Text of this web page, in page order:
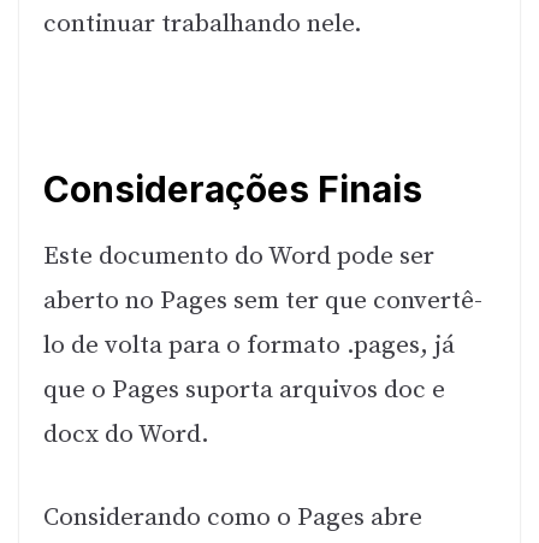
continuar trabalhando nele.
Considerações Finais
Este documento do Word pode ser
aberto no Pages sem ter que convertê-
lo de volta para o formato .pages, já
que o Pages suporta arquivos doc e
docx do Word.
Considerando como o Pages abre